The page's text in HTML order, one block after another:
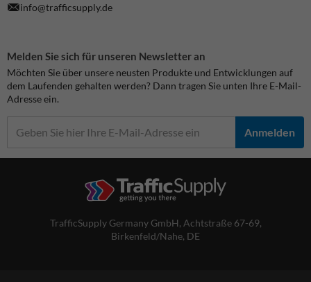
info@trafficsupply.de
Melden Sie sich für unseren Newsletter an
Möchten Sie über unsere neusten Produkte und Entwicklungen auf
dem Laufenden gehalten werden? Dann tragen Sie unten Ihre E-Mail-
Adresse ein.
Anmelden
TrafficSupply Germany GmbH, Achtstraße 67-69,
Birkenfeld/Nahe, DE